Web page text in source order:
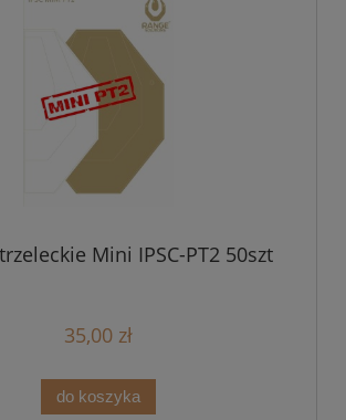
Mini IPSC-PT2 50szt
35,00 zł
do koszyka